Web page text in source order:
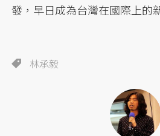
發，早日成為台灣在國際上的
林承毅